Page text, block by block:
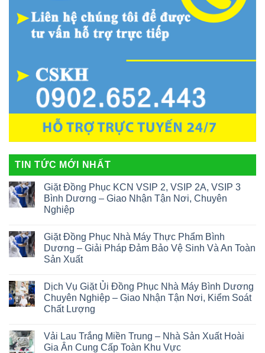
TIN TỨC MỚI NHẤT
Giặt Đồng Phục KCN VSIP 2, VSIP 2A, VSIP 3
Bình Dương – Giao Nhận Tận Nơi, Chuyên
Nghiệp
Giặt Đồng Phục Nhà Máy Thực Phẩm Bình
Dương – Giải Pháp Đảm Bảo Vệ Sinh Và An Toàn
Sản Xuất
Dịch Vụ Giặt Ủi Đồng Phục Nhà Máy Bình Dương
Chuyên Nghiệp – Giao Nhận Tận Nơi, Kiểm Soát
Chất Lượng
Vải Lau Trắng Miền Trung – Nhà Sản Xuất Hoài
Gia Ân Cung Cấp Toàn Khu Vực